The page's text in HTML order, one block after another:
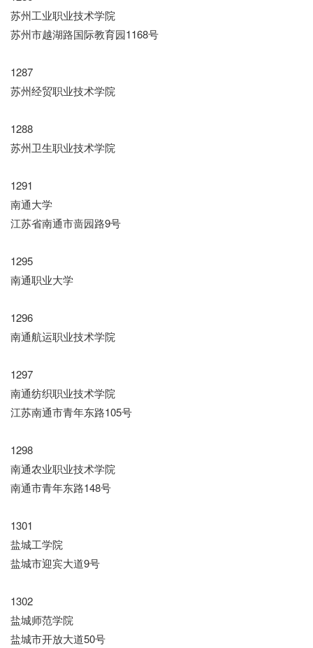
苏州工业职业技术学院
苏州市越湖路国际教育园1168号
1287
苏州经贸职业技术学院
1288
苏州卫生职业技术学院
1291
南通大学
江苏省南通市啬园路9号
1295
南通职业大学
1296
南通航运职业技术学院
1297
南通纺织职业技术学院
江苏南通市青年东路105号
1298
南通农业职业技术学院
南通市青年东路148号
1301
盐城工学院
盐城市迎宾大道9号
1302
盐城师范学院
盐城市开放大道50号